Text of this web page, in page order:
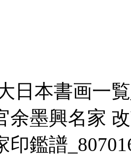
日本書画一
余墨興名家
印鑑譜